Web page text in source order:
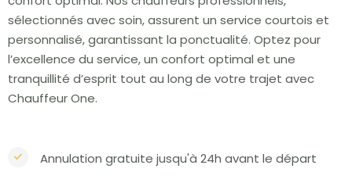
sélectionnés avec soin, assurent un service courtois et
personnalisé, garantissant la ponctualité. Optez pour
l’excellence du service, un confort optimal et une
tranquillité d’esprit tout au long de votre trajet avec
Chauffeur One.
Annulation gratuite jusqu'à 24h avant le départ